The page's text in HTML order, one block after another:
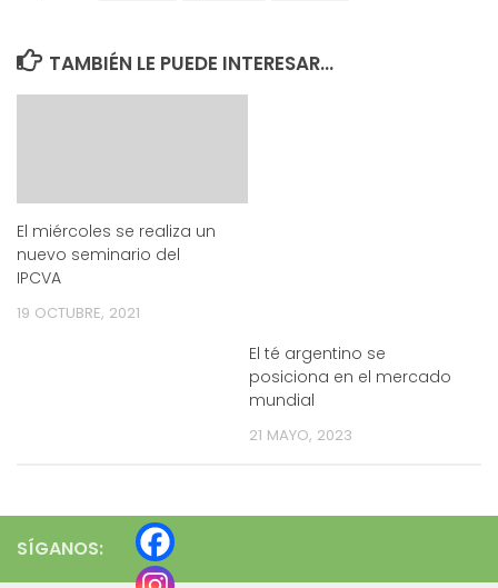
TAMBIÉN LE PUEDE INTERESAR...
El miércoles se realiza un
nuevo seminario del
IPCVA
19 OCTUBRE, 2021
El té argentino se
posiciona en el mercado
mundial
21 MAYO, 2023
SÍGANOS: